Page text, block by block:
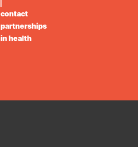
contact
partnerships
in health